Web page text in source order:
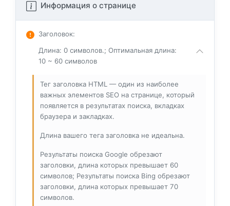
Информация о странице
Заголовок:
Длина: 0 символов.; Оптимальная длина:
10 ~ 60 символов
Тег заголовка HTML — один из наиболее
важных элементов SEO на странице, который
появляется в результатах поиска, вкладках
браузера и закладках.
Длина вашего тега заголовка не идеальна.
Результаты поиска Google обрезают
заголовки, длина которых превышает 60
символов; Результаты поиска Bing обрезают
заголовки, длина которых превышает 70
символов.